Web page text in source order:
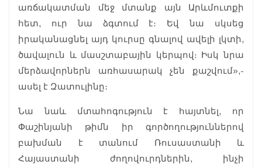
առճակատման մեջ մտանք այն Արևմուտքի
հետ, ուր նա ձգտում է։ Եվ նա սկսեց
իրականացնել այդ կուրսը գնալով ավելի լկտի,
ծավալուն և մասշտաբային կերպով։ Իսկ նրա
մերձավորներն առհասարակ չեն քաշվում»,-
ասել է Զատուլինը։
Նա նաև մտահոգություն է հայտնել, որ
Փաշինյանի թիմն իր գործողություններով
բախման է տանում Ռուսաստանի և
Հայաստանի ժողովուրդներին, ինչի